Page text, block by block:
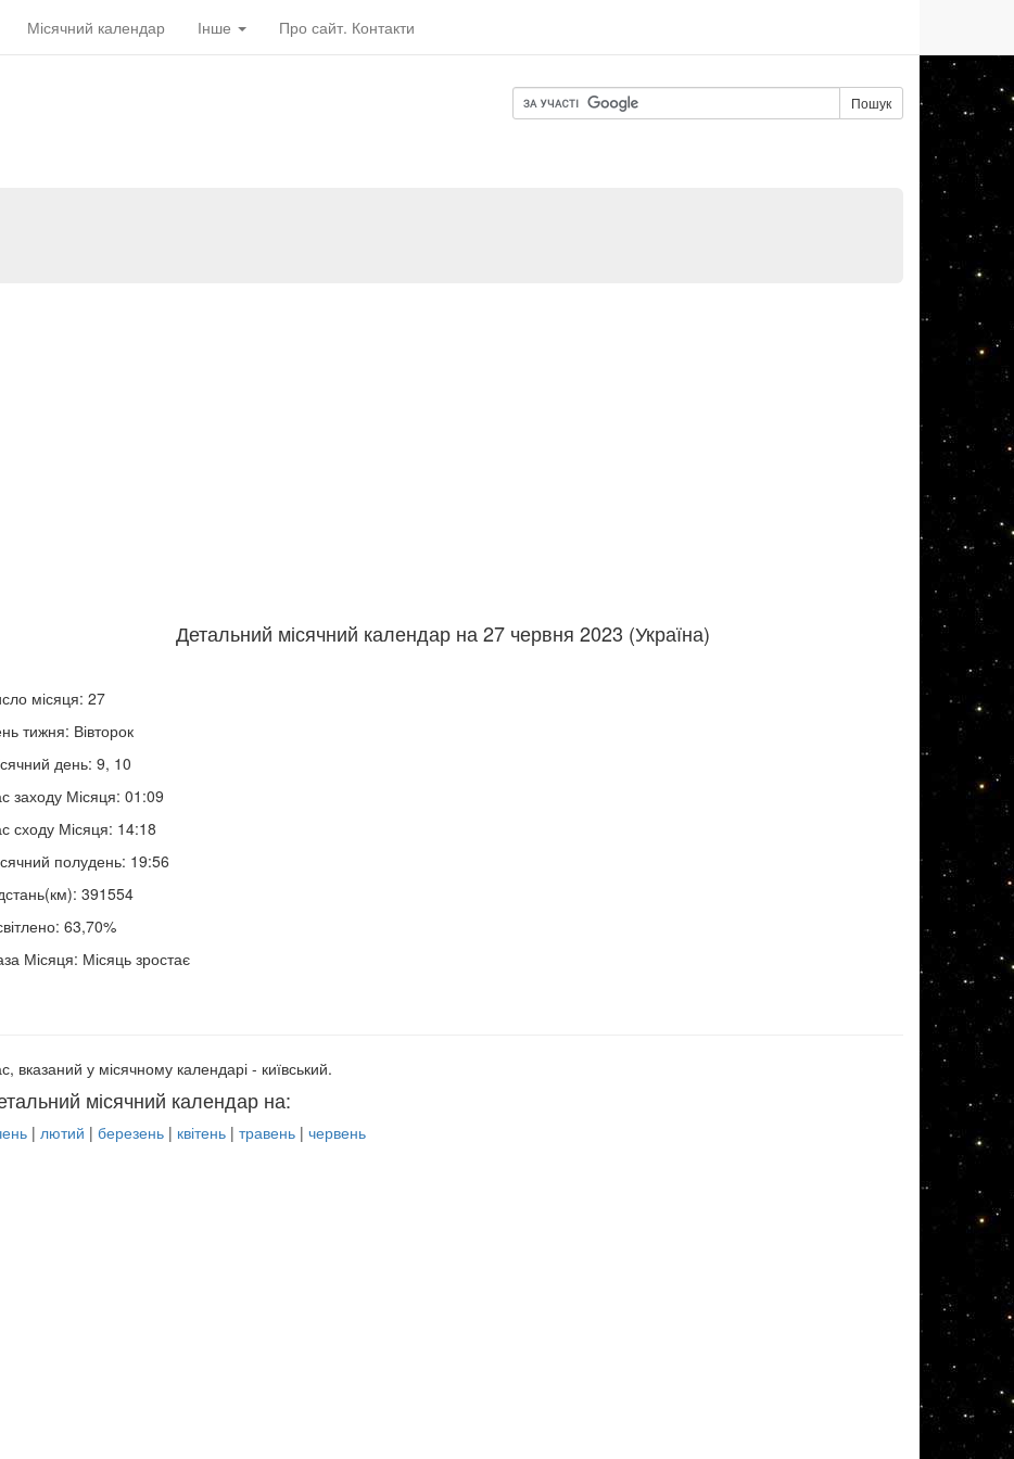
Місячний календар Інше Про сайт. Контакти
Пошук
Детальний місячний календар на 27 червня 2023 (Україна)
місяця: 27
тижня: Вівторок
день: 9, 10
заходу Місяця: 01:09
сходу Місяця: 14:18
полудень: 19:56
391554
63,70%
Місяця: Місяць зростає
вказаний у місячному календарі - київський.
місячний календар на:
| лютий | березень| квітень| травень| червень